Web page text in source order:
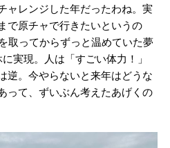
ャレンジした年だったわね。実
で原チャで行きたいというの
取ってからずっと温めていた夢
実現。人は「すごい体力！」
逆。今やらないと来年はどうな
って、ずいぶん考えたあげくの